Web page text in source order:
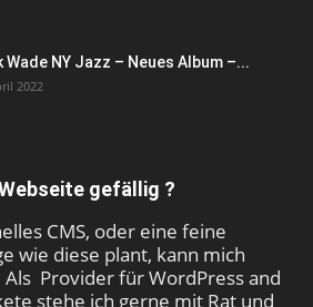
Wade NY Jazz – Neues Album –...
2022
gefällig ?
CMS, oder eine feine
wie diese plant, kann mich
Provider für WordPress and
stehe ich gerne mit Rat und